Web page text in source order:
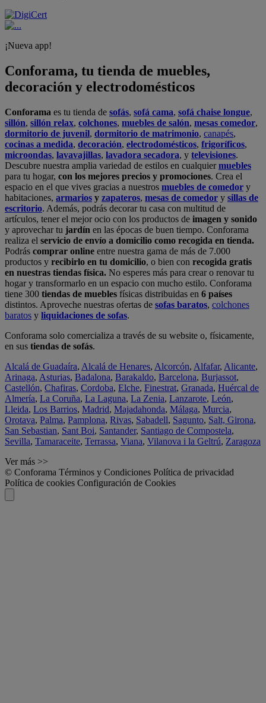
¡Nueva app!
Conforama, tu tienda de muebles,
decoración y electrodomésticos
Conforama es tu tienda de sofás, sofá cama, sofá chaise longue,
sillón, sillón relax, colchones, muebles de salón, mesas comedor,
dormitorio de juvenil, dormitorio de matrimonio, canapés,
cocinas a medida, decoración, electrodomésticos, frigoríficos,
microondas, lavavajillas, lavadora secadora, y televisiones.
Descubre nuestra amplia variedad de estilos en cualquiermuebles
para tu hogar, con los mejores precios y promociones. Crea el
espacio en el que vives gracias a nuestros muebles de comedor y
habitaciones, armarios y zapateros, mesas de comedor y sillas de
escritorio. Además, podrás decorar tu casa con multitud de
artículos, tener el mejor ocio con los productos de imagen y sonido
y aprovechar tu jardín en las épocas de buen tiempo. Conforama
realiza el servicio de envío a domicilio como recogida en tienda.
Podrás comprar online entre nuestra gama de más de 7.000
productos y recibirlo en tu domicilio, o bien con recogida gratis
en nuestras tiendas física. No esperes más para crear o renovar tu
hogar y transformarlo en un espacio con mucho estilo. Conforama
tiene 300 tiendas de muebles físicas distribuidas en 6 países
distintos. Aproveche nuestras ofertas de sofas baratos, colchones
baratos y liquidaciones de sofas.
Conforama solo comercializa a través de su website o, físicamente,
en sus tiendas de sofás.
Alcalá de Guadaíra, Alcalá de Henares, Alcorcón, Alfafar, Alicante,
Arinaga, Asturias, Badalona, Barakaldo, Barcelona, Burjassot,
Castellón, Chafiras, Cordoba, Elche, Finestrat, Granada, Huércal de
Almería, La Coruña, La Laguna, La Zenia, Lanzarote, León,
Lleida, Los Barrios, Madrid, Majadahonda, Málaga, Murcia,
Orotava, Palma, Pamplona, Rivas, Sabadell, Sagunto, Salt, Girona,
San Sebastian, Sant Boi, Santander, Santiago de Compostela,
Sevilla, Tamaraceite, Terrassa, Viana, Vilanova i la Geltrú, Zaragoza
Ver más >>
© Conforama Términos y Condiciones Política de privacidad
Política de cookies Configuración de Cookies